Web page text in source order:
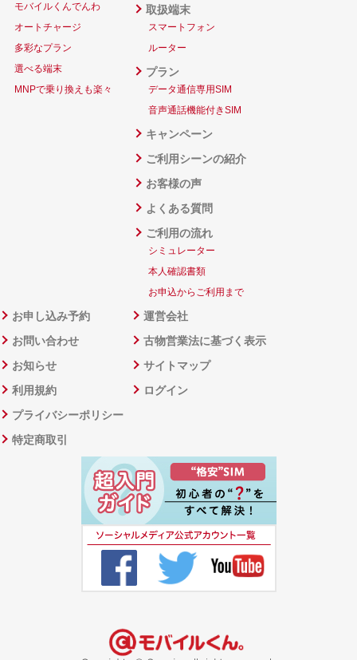
モバイルくんでんわ
オートチャージ
多彩なプラン
選べる端末
MNPで乗り換えも楽々
取扱端末
スマートフォン
ルーター
プラン
データ通信専用SIM
音声通話機能付きSIM
キャンペーン
ご利用シーンの紹介
お客様の声
よくある質問
ご利用の流れ
シミュレーター
本人確認書類
お申込からご利用まで
お申し込み予約
お問い合わせ
お知らせ
利用規約
プライバシーポリシー
特定商取引
運営会社
古物営業法に基づく表示
サイトマップ
ログイン